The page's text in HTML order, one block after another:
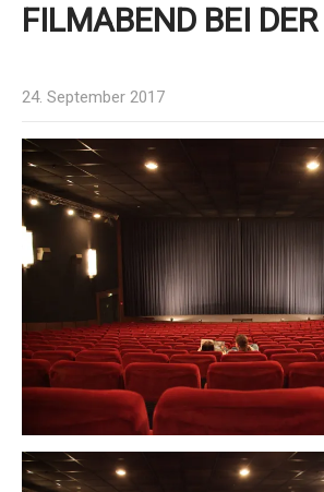
FILMABEND BEI
24. September 2017